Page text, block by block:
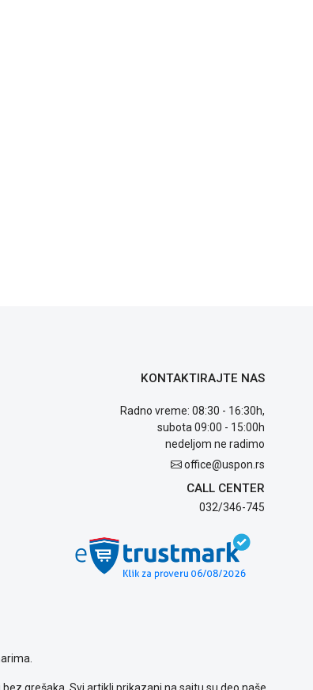
KONTAKTIRAJTE NAS
Radno vreme: 08:30 - 16:30h,
subota 09:00 - 15:00h
nedeljom ne radimo
office@uspon.rs
CALL CENTER
032/346-745